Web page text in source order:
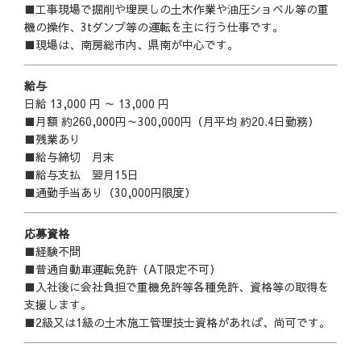
■工事現場で掘削や埋戻しの土木作業や油圧ショベル等の重
機の操作、3tダンプ等の運転を主に行う仕事です。
■現場は、南房総市内、県南が中心です。
給与
日給 13,000 円 ～ 13,000 円
■月額 約260,000円～300,000円（月平均 約20.4日勤務）
■残業あり
■給与締切 月末
■給与支払 翌月15日
■通勤手当あり（30,000円限度）
応募資格
■経験不問
■普通自動車運転免許（AT限定不可）
■入社後に会社負担で重機免許等各種免許、資格等の取得を
支援します。
■2級又は1級の土木施工管理技士資格があれば、尚可です。